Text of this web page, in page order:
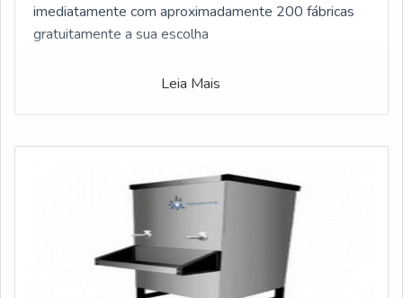
imediatamente com aproximadamente 200 fábricas
gratuitamente a sua escolha
Leia Mais